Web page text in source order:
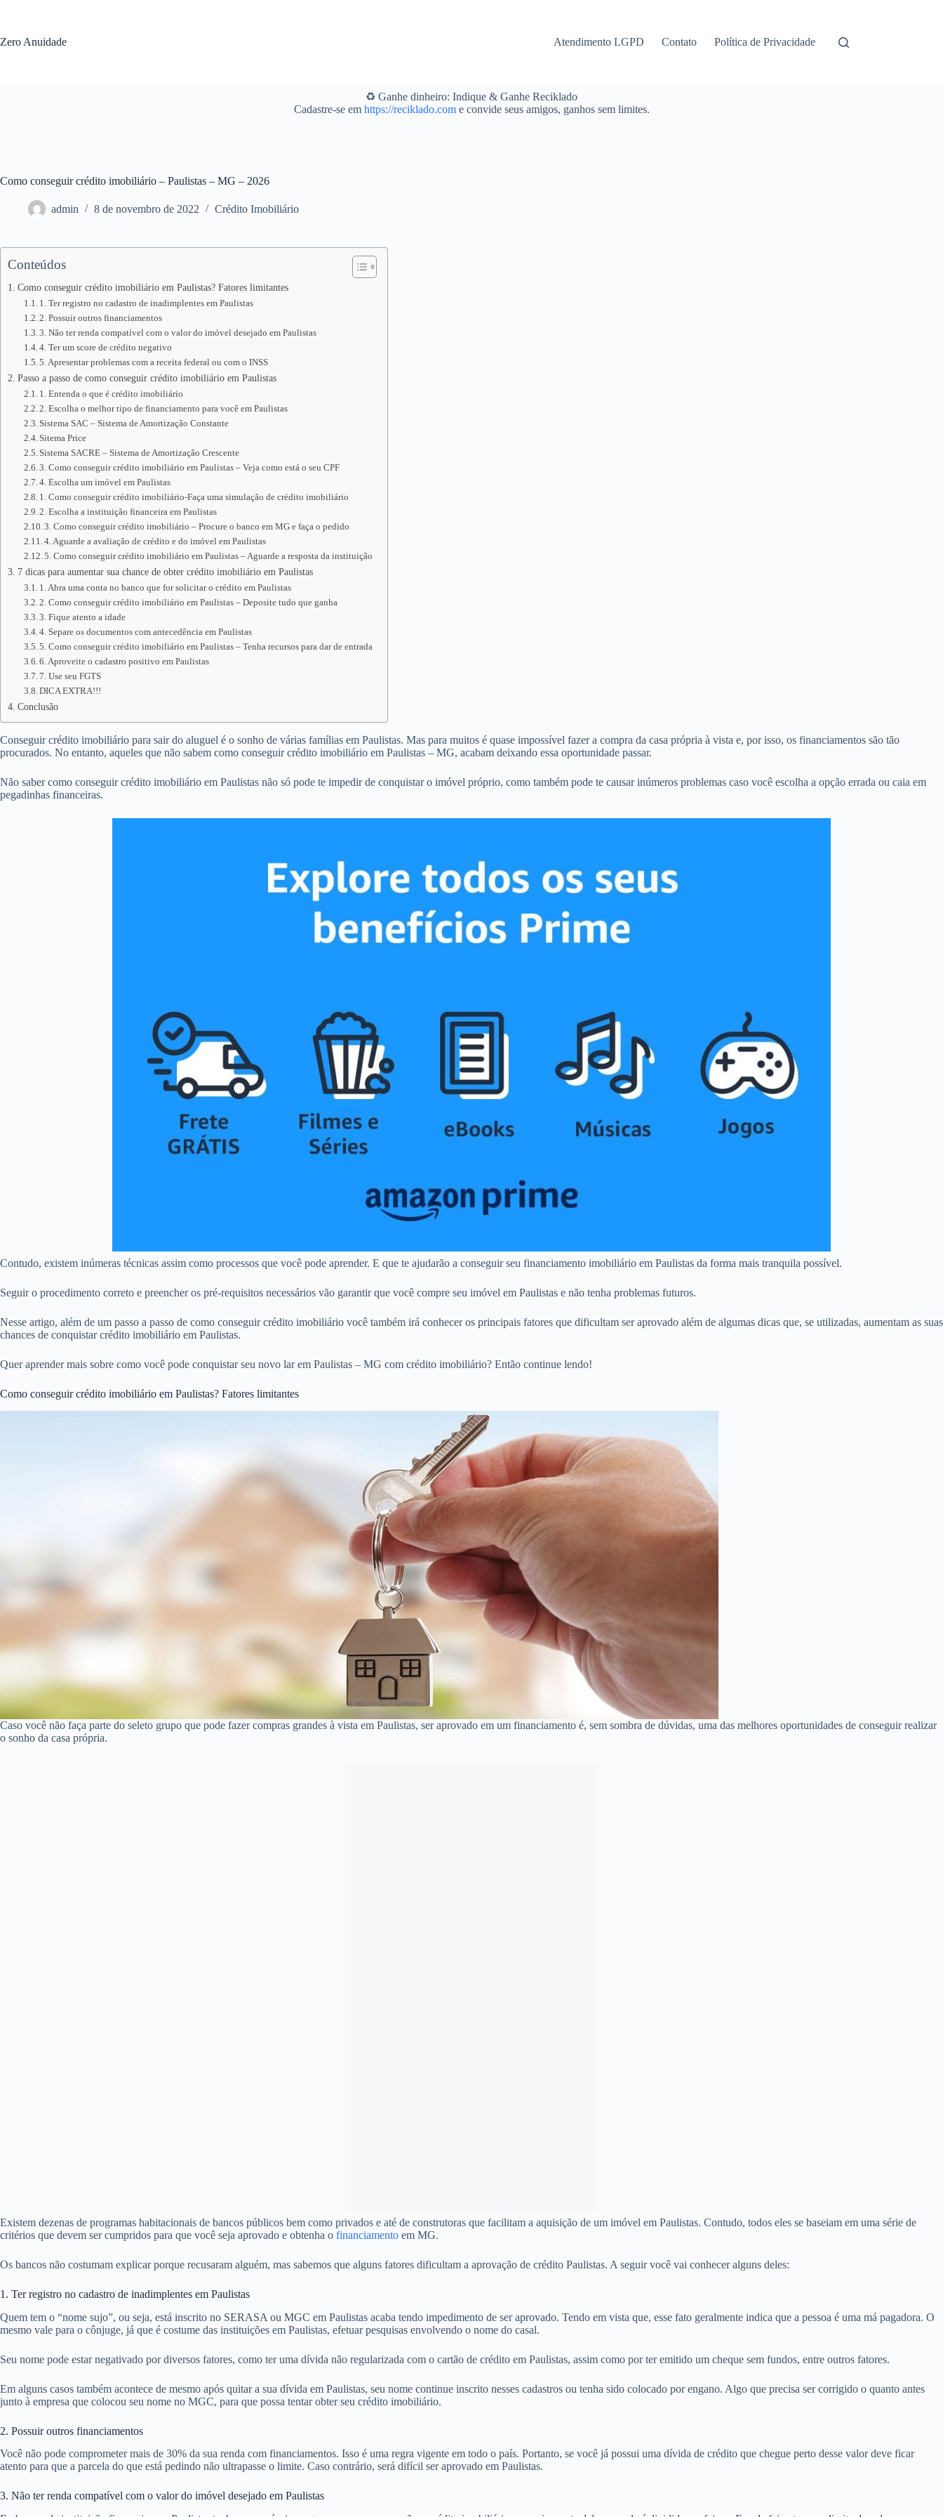
conteúdo
Zero Anuidade Atendimento LGPD Contato Política de Privacidade
♻️ Ganhe dinheiro: Indique & Ganhe Reciklado
Cadastre-se em https://reciklado.come convide seus amigos, ganhos sem limites.
Como conseguir crédito imobiliário – Paulistas – MG – 2026
admin 8 de novembro de 2022 Crédito Imobiliário
Conteúdos
Como conseguir crédito imobiliário em Paulistas? Fatores limitantes
1. Ter registro no cadastro de inadimplentes em Paulistas
2. Possuir outros financiamentos
3. Não ter renda compatível com o valor do imóvel desejado em Paulistas
4. Ter um score de crédito negativo
5. Apresentar problemas com a receita federal ou com o INSS
Passo a passo de como conseguir crédito imobiliário em Paulistas
1. Entenda o que é crédito imobiliário
2. Escolha o melhor tipo de financiamento para você em Paulistas
Sistema SAC – Sistema de Amortização Constante
Sitema Price
Sistema SACRE – Sistema de Amortização Crescente
3. Como conseguir crédito imobiliário em Paulistas – Veja como está o seu CPF
4. Escolha um imóvel em Paulistas
1. Como conseguir crédito imobiliário-Faça uma simulação de crédito imobiliário
2. Escolha a instituição financeira em Paulistas
3. Como conseguir crédito imobiliário – Procure o banco em MG e faça o pedido
4. Aguarde a avaliação de crédito e do imóvel em Paulistas
5. Como conseguir crédito imobiliário em Paulistas – Aguarde a resposta da instituição
7 dicas para aumentar sua chance de obter crédito imobiliário em Paulistas
1. Abra uma conta no banco que for solicitar o crédito em Paulistas
2. Como conseguir crédito imobiliário em Paulistas – Deposite tudo que ganha
3. Fique atento a idade
4. Separe os documentos com antecedência em Paulistas
5. Como conseguir crédito imobiliário em Paulistas – Tenha recursos para dar de entrada
6. Aproveite o cadastro positivo em Paulistas
7. Use seu FGTS
DICA EXTRA!!!
Conclusão
Conseguir crédito imobiliário para sair do aluguel é o sonho de várias famílias em Paulistas. Mas para muitos é quase impossível fazer a compra da casa própria à vista e, por isso, os financiamentos são tão
procurados. No entanto, aqueles que não sabem como conseguir crédito imobiliário em Paulistas – MG, acabam deixando essa oportunidade passar.
Não saber como conseguir crédito imobiliário em Paulistas não só pode te impedir de conquistar o imóvel próprio, como também pode te causar inúmeros problemas caso você escolha a opção errada ou caia em
pegadinhas financeiras.
Contudo, existem inúmeras técnicas assim como processos que você pode aprender. E que te ajudarão a conseguir seu financiamento imobiliário em Paulistas da forma mais tranquila possível.
Seguir o procedimento correto e preencher os pré-requisitos necessários vão garantir que você compre seu imóvel em Paulistas e não tenha problemas futuros.
Nesse artigo, além de um passo a passo de como conseguir crédito imobiliário você também irá conhecer os principais fatores que dificultam ser aprovado além de algumas dicas que, se utilizadas, aumentam as suas
chances de conquistar crédito imobiliário em Paulistas.
Quer aprender mais sobre como você pode conquistar seu novo lar em Paulistas – MG com crédito imobiliário? Então continue lendo!
Como conseguir crédito imobiliário em Paulistas? Fatores limitantes
Caso você não faça parte do seleto grupo que pode fazer compras grandes à vista em Paulistas, ser aprovado em um financiamento é, sem sombra de dúvidas, uma das melhores oportunidades de conseguir realizar
o sonho da casa própria.
Existem dezenas de programas habitacionais de bancos públicos bem como privados e até de construtoras que facilitam a aquisição de um imóvel em Paulistas. Contudo, todos eles se baseiam em uma série de
critérios que devem ser cumpridos para que você seja aprovado e obtenha o financiamento em MG.
Os bancos não costumam explicar porque recusaram alguém, mas sabemos que alguns fatores dificultam a aprovação de crédito Paulistas. A seguir você vai conhecer alguns deles:
1. Ter registro no cadastro de inadimplentes em Paulistas
Quem tem o “nome sujo”, ou seja, está inscrito no SERASA ou MGC em Paulistas acaba tendo impedimento de ser aprovado. Tendo em vista que, esse fato geralmente indica que a pessoa é uma má pagadora. O
mesmo vale para o cônjuge, já que é costume das instituições em Paulistas, efetuar pesquisas envolvendo o nome do casal.
Seu nome pode estar negativado por diversos fatores, como ter uma dívida não regularizada com o cartão de crédito em Paulistas, assim como por ter emitido um cheque sem fundos, entre outros fatores.
Em alguns casos também acontece de mesmo após quitar a sua dívida em Paulistas, seu nome continue inscrito nesses cadastros ou tenha sido colocado por engano. Algo que precisa ser corrigido o quanto antes
junto à empresa que colocou seu nome no MGC, para que possa tentar obter seu crédito imobiliário.
2. Possuir outros financiamentos
Você não pode comprometer mais de 30% da sua renda com financiamentos. Isso é uma regra vigente em todo o país. Portanto, se você já possui uma dívida de crédito que chegue perto desse valor deve ficar
atento para que a parcela do que está pedindo não ultrapasse o limite. Caso contrário, será difícil ser aprovado em Paulistas.
3. Não ter renda compatível com o valor do imóvel desejado em Paulistas